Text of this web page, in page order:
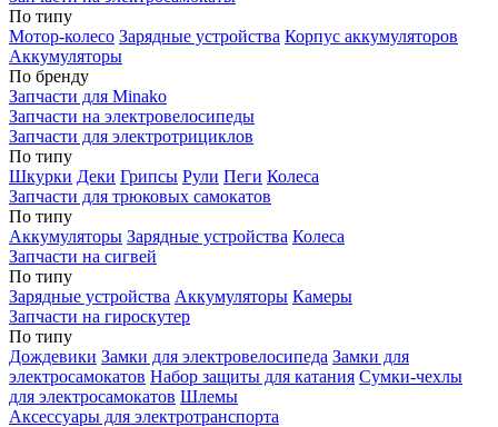
По типу
Мотор-колесо Зарядные устройства Корпус аккумуляторов
Аккумуляторы
По бренду
Запчасти для Minako
Запчасти на электровелосипеды
Запчасти для электротрициклов
По типу
Шкурки Деки Грипсы Рули Пеги Колеса
Запчасти для трюковых самокатов
По типу
Аккумуляторы Зарядные устройства Колеса
Запчасти на сигвей
По типу
Зарядные устройства Аккумуляторы Камеры
Запчасти на гироскутер
По типу
Дождевики Замки для электровелосипеда Замки для
электросамокатов Набор защиты для катания Сумки-чехлы
для электросамокатов Шлемы
Аксессуары для электротранспорта